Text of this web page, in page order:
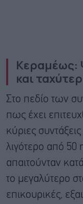
Κεραμέως:
και
Στο πεδίο των
πως έχει
κύριες
λιγότερο από
απαιτούνταν
το μεγαλύτερο
επικουρικές,